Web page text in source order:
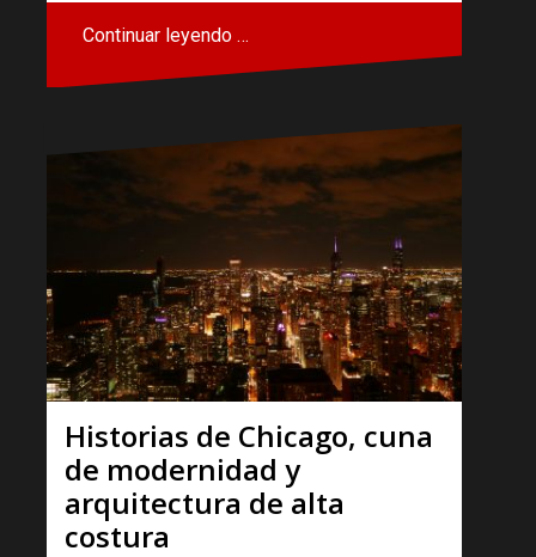
Continuar leyendo …
Historias de Chicago, cuna
de modernidad y
arquitectura de alta
costura